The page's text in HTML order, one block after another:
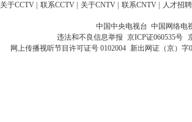
关于CCTV 联系CCTV 关于CNTV 联系CNTV 人才招聘
中国中央电视台 中国网络电
违法和不良信息举报 京ICP证060535号
网上传播视听节目许可证号 0102004 新出网证（京）